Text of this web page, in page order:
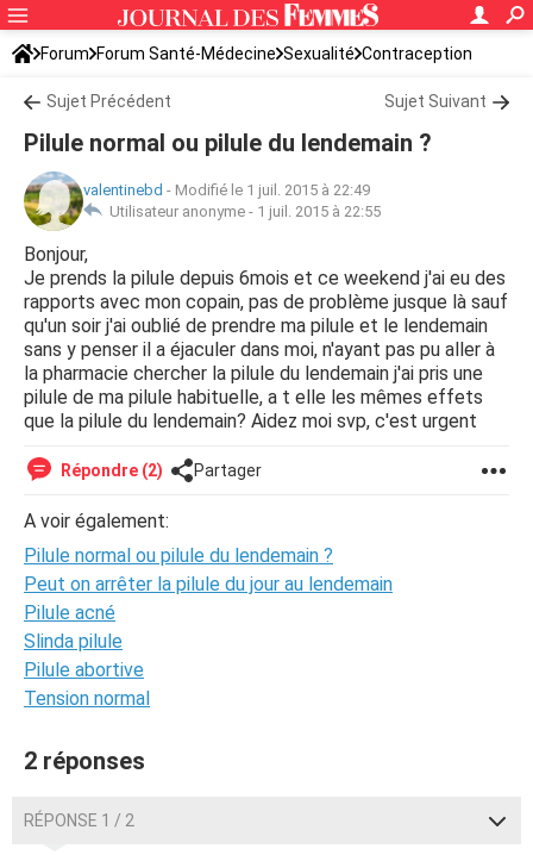
Forum Forum Santé-Médecine Sexualité Contraception
Sujet Précédent Sujet Suivant
Pilule normal ou pilule du lendemain ?
valentinebd - Modifié le 1 juil. 2015 à 22:49
Utilisateur anonyme - 1 juil. 2015 à 22:55
Bonjour,
Je prends la pilule depuis 6mois et ce weekend j'ai eu des
rapports avec mon copain, pas de problème jusque là sauf
qu'un soir j'ai oublié de prendre ma pilule et le lendemain
sans y penser il a éjaculer dans moi, n'ayant pas pu aller à
la pharmacie chercher la pilule du lendemain j'ai pris une
pilule de ma pilule habituelle, a t elle les mêmes effets
que la pilule du lendemain? Aidez moi svp, c'est urgent
Répondre (2) Partager
A voir également:
Pilule normal ou pilule du lendemain ?
Peut on arrêter la pilule du jour au lendemain
Pilule acné
Slinda pilule
Pilule abortive
Tension normal
2 réponses
RÉPONSE 1 / 2